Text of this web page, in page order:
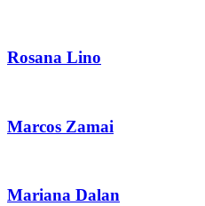
Rosana Lino
Marcos Zamai
Mariana Dalan